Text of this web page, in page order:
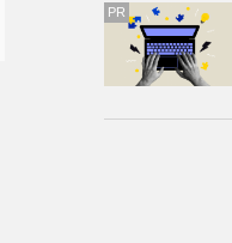
PR